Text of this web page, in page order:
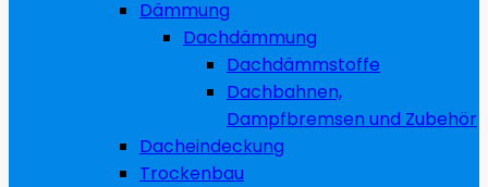
Dämmung
Dachdämmung
Dachdämmstoffe
Dachbahnen,
Dampfbremsen und Zubehör
Dacheindeckung
Trockenbau